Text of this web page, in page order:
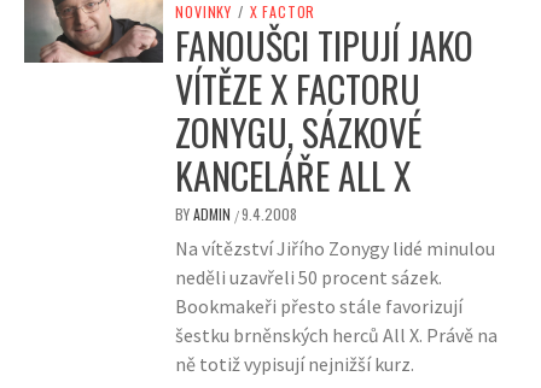
NOVINKY / X FACTOR
FANOUŠCI TIPUJÍ JAKO
VÍTĚZE X FACTORU
ZONYGU, SÁZKOVÉ
KANCELÁŘE ALL X
BYADMIN /9.4.2008
Na vítězství Jiřího Zonygy lidé minulou
neděli uzavřeli 50 procent sázek.
Bookmakeři přesto stále favorizují
šestku brněnských herců All X. Právě na
ně totiž vypisují nejnižší kurz.